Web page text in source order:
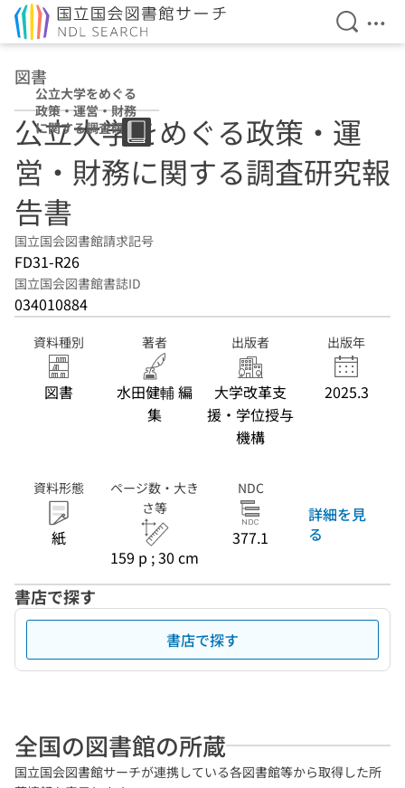
検索を
メ
図書
公立大学をめぐる
政策・運営・財務
に関する調査研究
報告書
公立大学をめぐる政策・運
営・財務に関する調査研究報
告書
国立国会図書館請求記号
FD31-R26
国立国会図書館書誌ID
034010884
資料種別
図書
著者
水田健輔 編
集
出版者
大学改革支
援・学位授与
機構
出版年
2025.3
資料形態
紙
ページ数・大き
さ等
159 p ; 30 cm
NDC
377.1
詳細を見
る
書店で探す
書店で探す
全国の図書館の所蔵
国立国会図書館サーチが連携している各図書館等から取得した所